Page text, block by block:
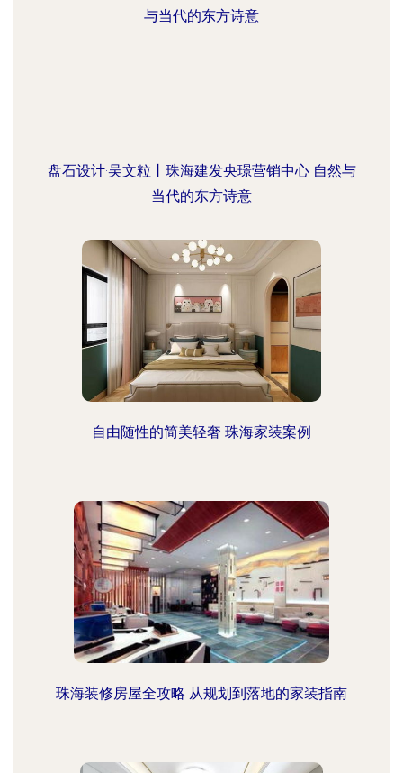
盘石设计·吴文粒丨珠海建发央璟营销中心 自然与
当代的东方诗意
自由随性的简美轻奢 珠海家装案例
珠海装修房屋全攻略 从规划到落地的家装指南